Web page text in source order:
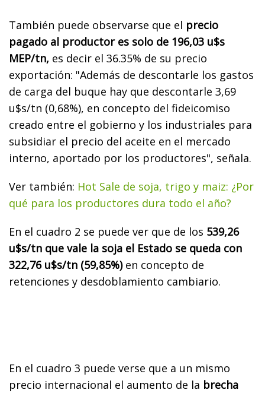
También puede observarse que el precio
pagado al productor es solo de 196,03 u$s
MEP/tn, es decir el 36.35% de su precio
exportación: "Además de descontarle los gastos
de carga del buque hay que descontarle 3,69
u$s/tn (0,68%), en concepto del fideicomiso
creado entre el gobierno y los industriales para
subsidiar el precio del aceite en el mercado
interno, aportado por los productores", señala.
Ver también: Hot Sale de soja, trigo y maiz: ¿Por
qué para los productores dura todo el año?
En el cuadro 2 se puede ver que de los 539,26
u$s/tn que vale la soja el Estado se queda con
322,76 u$s/tn (59,85%)en concepto de
retenciones y desdoblamiento cambiario.
En el cuadro 3 puede verse que a un mismo
precio internacional el aumento de la brecha